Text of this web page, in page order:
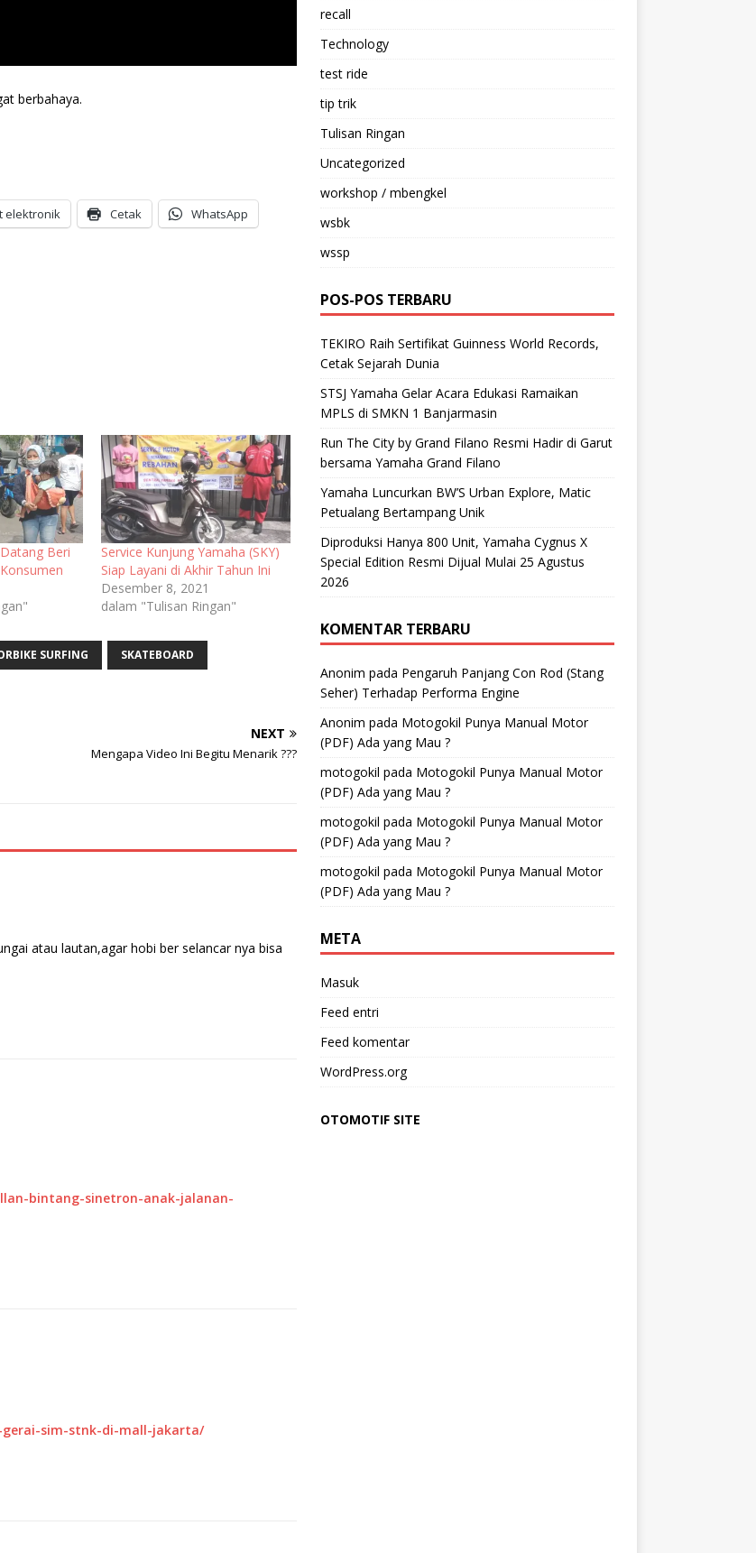
berbahaya.
elektronik Cetak WhatsApp
Beri
Service Kunjung Yamaha (SKY)
Siap Layani di Akhir Tahun Ini
Desember 8, 2021
dalam "Tulisan Ringan"
SURFING SKATEBOARD
NEXT
Mengapa Video Ini Begitu Menarik ???
atau lautan,agar hobi ber selancar nya bisa
bintang-sinetron-anak-jalanan-
sim-stnk-di-mall-jakarta/
recall
Technology
test ride
tip trik
Tulisan Ringan
Uncategorized
workshop / mbengkel
wsbk
wssp
POS-POS TERBARU
TEKIRO Raih Sertifikat Guinness World Records,
Cetak Sejarah Dunia
STSJ Yamaha Gelar Acara Edukasi Ramaikan
MPLS di SMKN 1 Banjarmasin
Run The City by Grand Filano Resmi Hadir di Garut
bersama Yamaha Grand Filano
Yamaha Luncurkan BW’S Urban Explore, Matic
Petualang Bertampang Unik
Diproduksi Hanya 800 Unit, Yamaha Cygnus X
Special Edition Resmi Dijual Mulai 25 Agustus
2026
KOMENTAR TERBARU
Anonim pada Pengaruh Panjang Con Rod (Stang
Seher) Terhadap Performa Engine
Anonim pada Motogokil Punya Manual Motor
(PDF) Ada yang Mau ?
motogokil pada Motogokil Punya Manual Motor
(PDF) Ada yang Mau ?
motogokil pada Motogokil Punya Manual Motor
(PDF) Ada yang Mau ?
motogokil pada Motogokil Punya Manual Motor
(PDF) Ada yang Mau ?
META
Masuk
Feed entri
Feed komentar
WordPress.org
OTOMOTIF SITE